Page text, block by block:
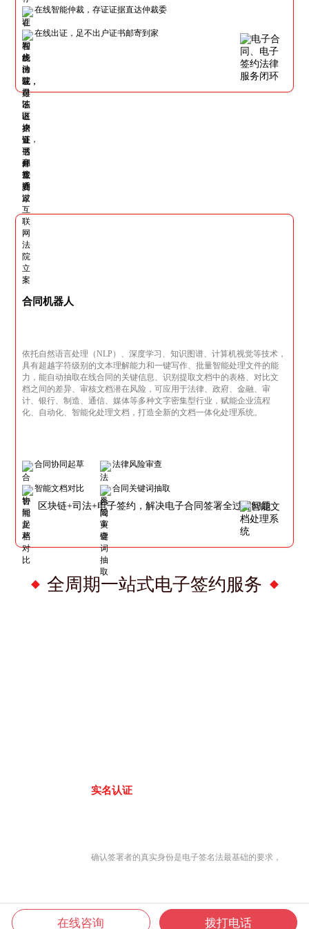
在线智能仲裁，存证证据直达仲裁委
在线出证，足不出户证书邮寄到家
合同机器人
依托自然语言处理（NLP）、深度学习、知识图谱、计算机视觉等技术，
具有超越字符级别的文本理解能力和一键写作、批量智能处理文件的能
力，能自动抽取在线合同的关键信息、识别提取文档中的表格、对比文
档之间的差异、审核文档潜在风险，可应用于法律、政府、金融、审
计、银行、制造、通信、媒体等多种文字密集型行业，赋能企业流程
化、自动化、智能化处理文档，打造全新的文档一体化处理系统。
合同协同起草 法律风险审查
智能文档对比 合同关键词抽取
全周期一站式电子签约服务
区块链+司法+电子签约，解决电子合同签署全过程问题
实名认证
确认签署者的真实身份是电子签名法最基础的要求，
在线咨询 拨打电话